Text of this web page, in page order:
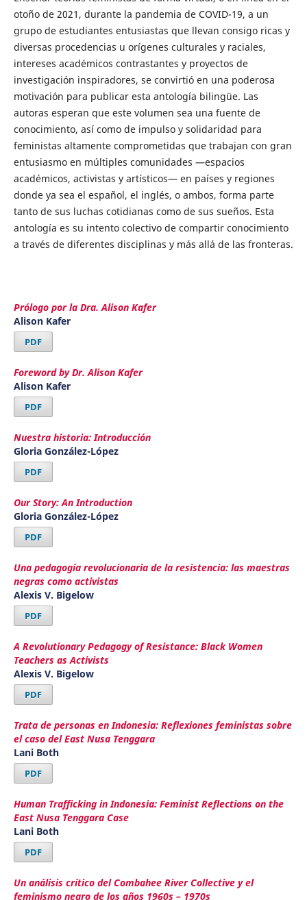
otoño de 2021, durante la pandemia de COVID-19, a un
grupo de estudiantes entusiastas que llevan consigo ricas y
diversas procedencias u orígenes culturales y raciales,
intereses académicos contrastantes y proyectos de
investigación inspiradores, se convirtió en una poderosa
motivación para publicar esta antología bilingüe. Las
autoras esperan que este volumen sea una fuente de
conocimiento, así como de impulso y solidaridad para
feministas altamente comprometidas que trabajan con gran
entusiasmo en múltiples comunidades —espacios
académicos, activistas y artísticos— en países y regiones
donde ya sea el español, el inglés, o ambos, forma parte
tanto de sus luchas cotidianas como de sus sueños. Esta
antología es su intento colectivo de compartir conocimiento
a través de diferentes disciplinas y más allá de las fronteras.
Prólogo por la Dra. Alison Kafer
Alison Kafer
PDF
Foreword by Dr. Alison Kafer
Alison Kafer
PDF
Nuestra historia: Introducción
Gloria González-López
PDF
Our Story: An Introduction
Gloria González-López
PDF
Una pedagogía revolucionaria de la resistencia: las maestras
negras como activistas
Alexis V. Bigelow
PDF
A Revolutionary Pedagogy of Resistance: Black Women
Teachers as Activists
Alexis V. Bigelow
PDF
Trata de personas en Indonesia: Reflexiones feministas sobre
el caso del East Nusa Tenggara
Lani Both
PDF
Human Trafficking in Indonesia: Feminist Reflections on the
East Nusa Tenggara Case
Lani Both
PDF
Un análisis crítico del Combahee River Collective y el
feminismo negro de los años 1960s – 1970s